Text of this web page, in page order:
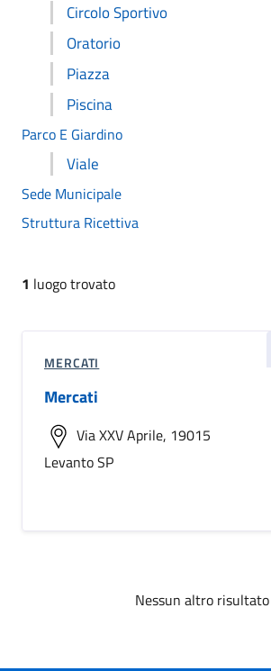
Circolo Sportivo
Oratorio
Piazza
Piscina
Parco E Giardino
Viale
Sede Municipale
Struttura Ricettiva
1 luogo trovato
MERCATI
Mercati
Via XXV Aprile, 19015
Levanto SP
Nessun altro risultato